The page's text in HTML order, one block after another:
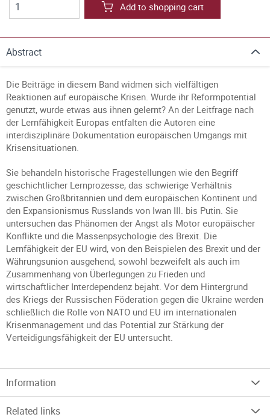
Add to shopping cart
Abstract
Die Beiträge in diesem Band widmen sich vielfältigen
Reaktionen auf europäische Krisen. Wurde ihr Reformpotential
genutzt, wurde etwas aus ihnen gelernt? An der Leitfrage nach
der Lernfähigkeit Europas entfalten die Autoren eine
interdisziplinäre Dokumentation europäischen Umgangs mit
Krisensituationen.
Sie behandeln historische Fragestellungen wie den Begriff
geschichtlicher Lernprozesse, das schwierige Verhältnis
zwischen Großbritannien und dem europäischen Kontinent und
den Expansionismus Russlands von Iwan III. bis Putin. Sie
untersuchen das Phänomen der Angst als Motor europäischer
Konflikte und die Massenpsychologie des Brexit. Die
Lernfähigkeit der EU wird, von den Beispielen des Brexit und der
Währungsunion ausgehend, sowohl bezweifelt als auch im
Zusammenhang von Überlegungen zu Frieden und
wirtschaftlicher Interdependenz bejaht. Vor dem Hintergrund
des Kriegs der Russischen Föderation gegen die Ukraine werden
schließlich die Rolle von NATO und EU im internationalen
Krisenmanagement und das Potential zur Stärkung der
Verteidigungsfähigkeit der EU untersucht.
Information
Related links